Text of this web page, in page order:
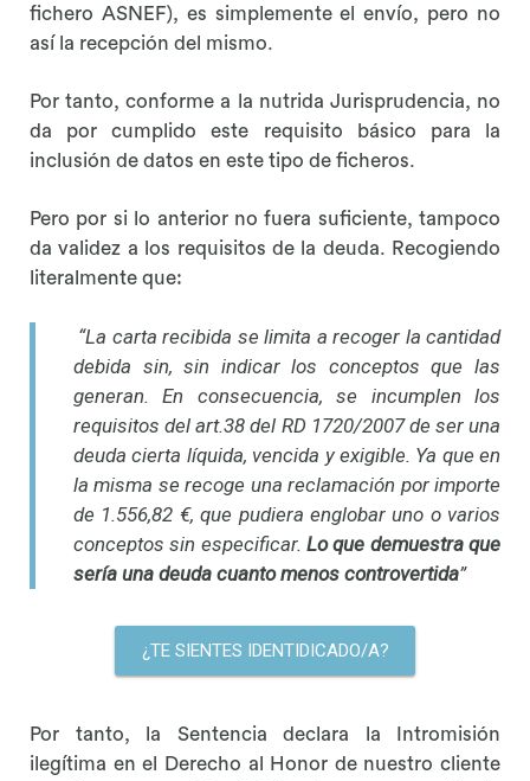
fichero ASNEF), es simplemente el envío, pero no
así la recepción del mismo.
Por tanto, conforme a la nutrida Jurisprudencia, no
da por cumplido este requisito básico para la
inclusión de datos en este tipo de ficheros.
Pero por si lo anterior no fuera suficiente, tampoco
da validez a los requisitos de la deuda. Recogiendo
literalmente que:
“La carta recibida se limita a recoger la cantidad
debida sin, sin indicar los conceptos que las
generan. En consecuencia, se incumplen los
requisitos del art.38 del RD 1720/2007 de ser una
deuda cierta líquida, vencida y exigible. Ya que en
la misma se recoge una reclamación por importe
de 1.556,82 €, que pudiera englobar uno o varios
conceptos sin especificar. Lo que demuestra que
sería una deuda cuanto menos controvertida”
¿TE SIENTES IDENTIDICADO/A?
Por tanto, la Sentencia declara la Intromisión
ilegítima en el Derecho al Honor de nuestro cliente